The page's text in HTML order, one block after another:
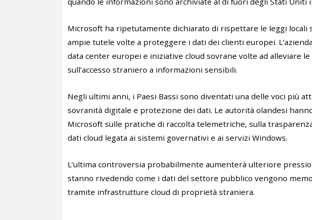
Microsoft ha ripetutamente dichiarato di rispettare le leggi locali
ampie tutele volte a proteggere i dati dei clienti europei.
data center europei e iniziative cloud sovrane volte ad alleviare
sull’accesso straniero a informazioni sensibili.
Negli ultimi anni, i Paesi Bassi sono diventati una delle voci più
sovranità digitale e protezione dei dati. Le autorità olandesi
Microsoft sulle pratiche di raccolta telemetriche, sulla
dati cloud legata ai sistemi governativi e ai servizi Windows.
L’ultima controversia probabilmente aumenterà ulteriore
stanno rivedendo come i dati del settore pubblico vengono
tramite infrastrutture cloud di proprietà straniera.